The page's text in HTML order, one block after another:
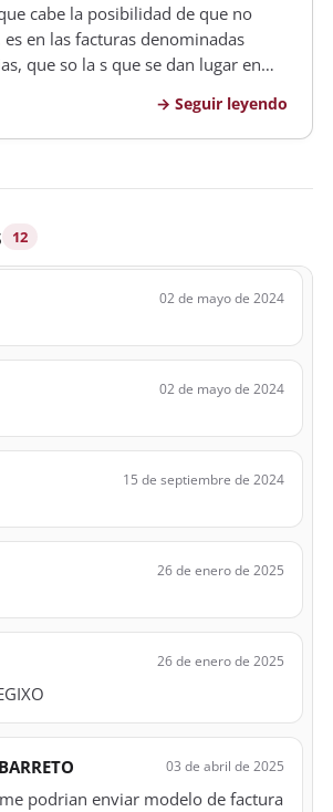
cabe la posibilidad de que no
es en las facturas denominadas
que so la s que se dan lugar en
el vendedor son empresarios o
del corresp…
Seguir leyendo
12
02 de mayo de 2024
02 de mayo de 2024
15 de septiembre de 2024
26 de enero de 2025
26 de enero de 2025
03 de abril de 2025
podrian enviar modelo de factura